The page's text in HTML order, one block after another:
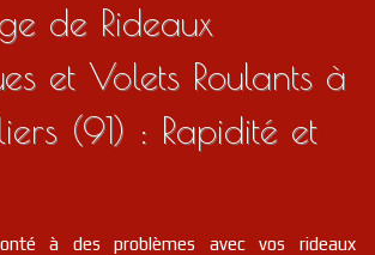
de Rideaux
et Volets Roulants à
(91) : Rapidité et
à des problèmes avec vos rideaux